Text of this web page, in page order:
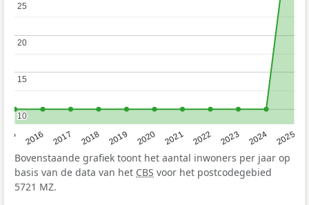
2016 2017 2018 2019 2020 2021 2022 2023 2024 2025
10
10
15
15
20
20
25
25
Bovenstaande grafiek toont het aantal inwoners per jaar op
basis van de data van het CBS voor het postcodegebied
5721 MZ.